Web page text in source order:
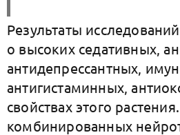
Результаты
о высоких седативных,
антидепрессантных,
антигистаминных,
свойствах этого
комбинированных